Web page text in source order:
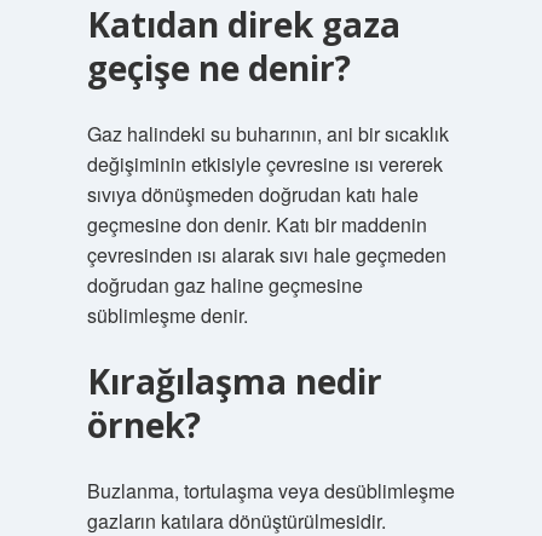
Katıdan direk gaza
geçişe ne denir?
Gaz halindeki su buharının, ani bir sıcaklık
değişiminin etkisiyle çevresine ısı vererek
sıvıya dönüşmeden doğrudan katı hale
geçmesine don denir. Katı bir maddenin
çevresinden ısı alarak sıvı hale geçmeden
doğrudan gaz haline geçmesine
süblimleşme denir.
Kırağılaşma nedir
örnek?
Buzlanma, tortulaşma veya desüblimleşme
gazların katılara dönüştürülmesidir.